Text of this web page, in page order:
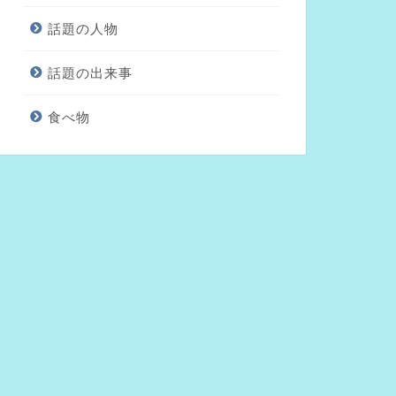
話題の人物
話題の出来事
食べ物